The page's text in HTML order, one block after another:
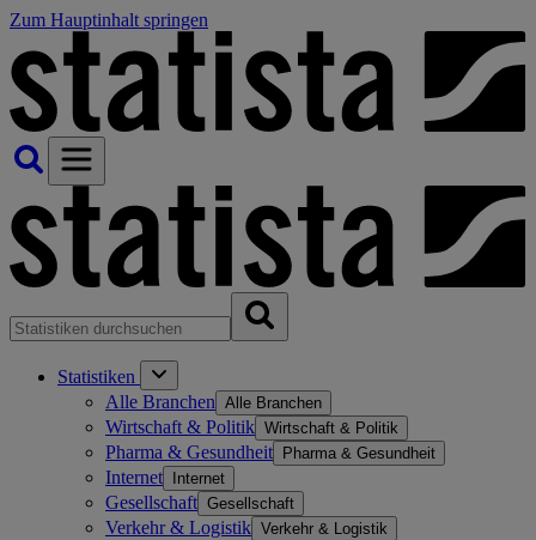
Zum Hauptinhalt springen
Statistiken
Alle Branchen Alle Branchen
Wirtschaft & Politik Wirtschaft & Politik
Pharma & Gesundheit Pharma & Gesundheit
Internet Internet
Gesellschaft Gesellschaft
Verkehr & Logistik Verkehr & Logistik